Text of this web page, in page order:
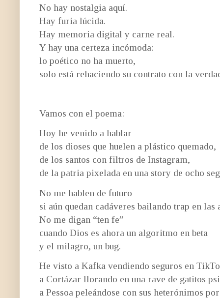
No hay nostalgia aquí.
Hay furia lúcida.
Hay memoria digital y carne real.
Y hay una certeza incómoda:
lo poético no ha muerto,
solo está rehaciendo su contrato con la
Vamos con el poema:
Hoy he venido a hablar
de los dioses que huelen a plástico quemado,
de los santos con filtros de Instagram,
de la patria pixelada en una story de ocho
No me hablen de futuro
si aún quedan cadáveres bailando trap en las
No me digan “ten fe”
cuando Dios es ahora un algoritmo en beta
y el milagro, un bug.
He visto a Kafka vendiendo seguros en
a Cortázar llorando en una rave de gatitos
a Pessoa peleándose con sus heterónimos